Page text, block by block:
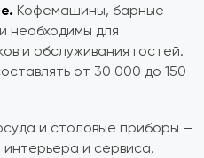
Кофемашины, барные
необходимы для
и обслуживания гостей.
от 30 000 до 150
и столовые приборы —
и сервиса.